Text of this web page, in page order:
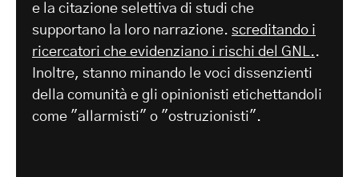
e la citazione selettiva di studi che
supportano la loro narrazione. screditando i
ricercatori che evidenziano i rischi del GNL..
Inoltre, stanno minando le voci dissenzienti
della comunità e gli opinionisti etichettandoli
come "allarmisti" o "ostruzionisti".